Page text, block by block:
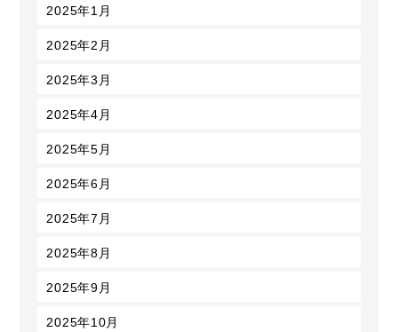
2025年1月
2025年2月
2025年3月
2025年4月
2025年5月
2025年6月
2025年7月
2025年8月
2025年9月
2025年10月